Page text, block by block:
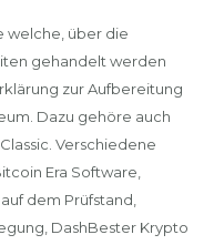
welche, über die
gehandelt werden
zur Aufbereitung
Dazu gehöre auch
Verschiedene
Era Software,
dem Prüfstand,
DashBester Krypto